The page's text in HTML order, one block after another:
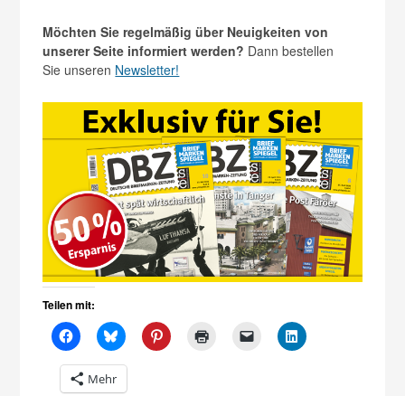
Möchten Sie regelmäßig über Neuigkeiten von
unserer Seite informiert werden? Dann bestellen
Sie unseren Newsletter!
Teilen mit:
Mehr